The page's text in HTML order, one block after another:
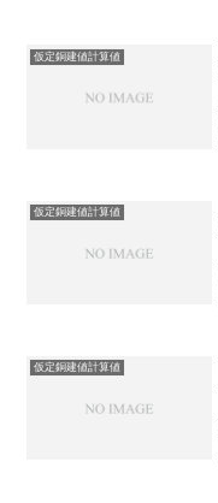
仮定銅建値計算値
仮定銅建値計算値
仮定銅建値計算値